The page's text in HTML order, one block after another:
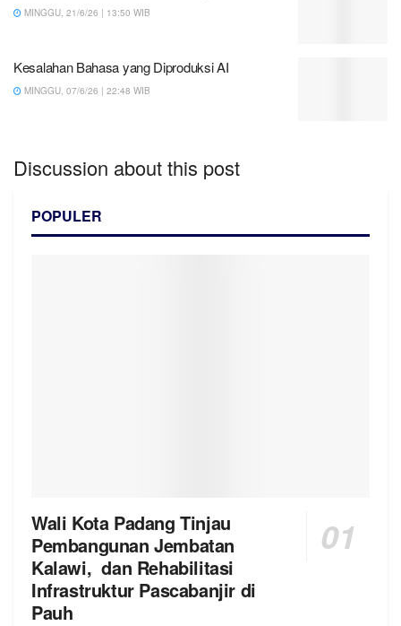
MINGGU, 21/6/26 | 13:50 WIB
Kesalahan Bahasa yang Diproduksi AI
MINGGU, 07/6/26 | 22:48 WIB
Discussion about this post
POPULER
Wali Kota Padang Tinjau
Pembangunan Jembatan
Kalawi, dan Rehabilitasi
Infrastruktur Pascabanjir di
Pauh